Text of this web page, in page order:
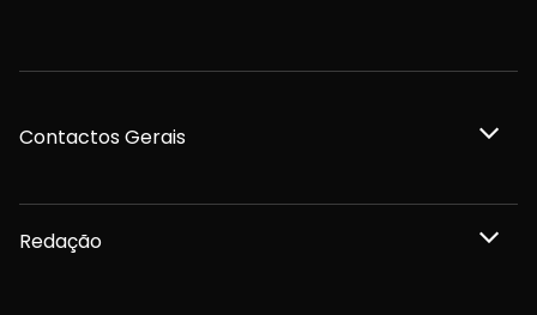
Contactos Gerais
Redação